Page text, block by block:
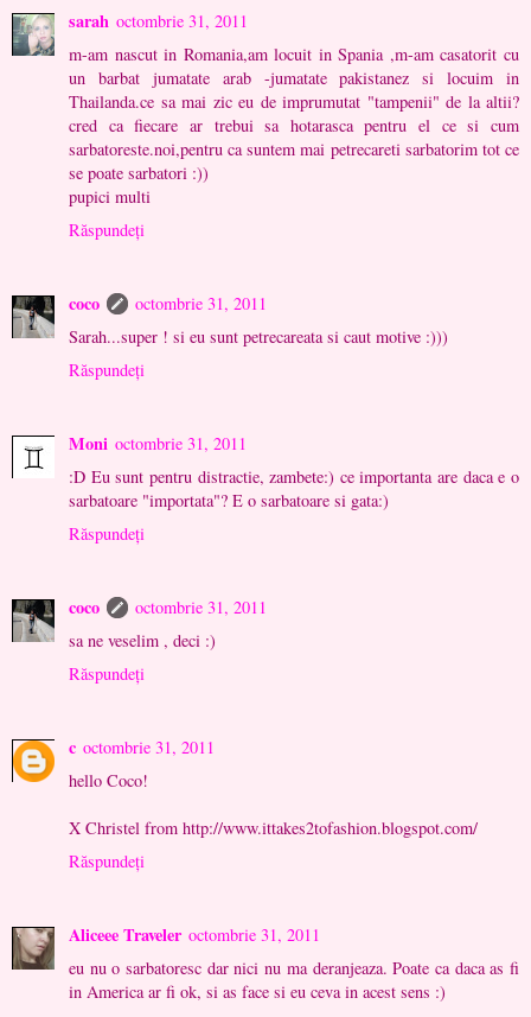
sarah octombrie 31, 2011
m-am nascut in Romania,am locuit in Spania ,m-am casatorit cu
un barbat jumatate arab -jumatate pakistanez si locuim in
Thailanda.ce sa mai zic eu de imprumutat "tampenii" de la altii?
cred ca fiecare ar trebui sa hotarasca pentru el ce si cum
sarbatoreste.noi,pentru ca suntem mai petrecareti sarbatorim tot ce
se poate sarbatori :))
pupici multi
Răspundeți
coco
octombrie 31, 2011
Sarah...super ! si eu sunt petrecareata si caut motive :)))
Răspundeți
Moni octombrie 31, 2011
:D Eu sunt pentru distractie, zambete:) ce importanta are daca e o
sarbatoare "importata"? E o sarbatoare si gata:)
Răspundeți
coco
octombrie 31, 2011
sa ne veselim , deci :)
Răspundeți
c octombrie 31, 2011
hello Coco!
X Christel from http://www.ittakes2tofashion.blogspot.com/
Răspundeți
Aliceee Traveler octombrie 31, 2011
eu nu o sarbatoresc dar nici nu ma deranjeaza. Poate ca daca as fi
in America ar fi ok, si as face si eu ceva in acest sens :)